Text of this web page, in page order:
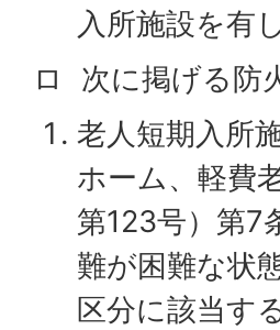
入所施設を有
ロ 次に掲げる防
老人短期入所
ホーム、軽費
第123号）第7
難が困難な状
区分に該当す